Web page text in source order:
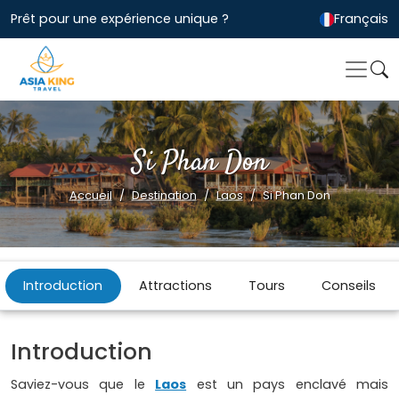
Prêt pour une expérience unique ? Français
Si Phan Don
Accueil Destination Laos Si Phan Don
Introduction Attractions Tours Conseils
Introduction
Saviez-vous que le Laos est un pays enclavé mais